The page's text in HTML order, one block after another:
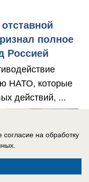
полное
Россией
НАТО, которые
действий, ...
на обработку